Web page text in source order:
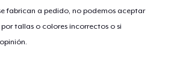
fabrican a pedido, no podemos aceptar
tallas o colores incorrectos o si